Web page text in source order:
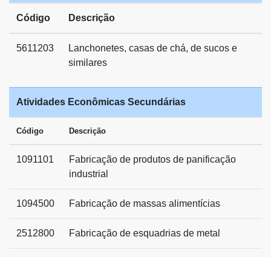
Código Descrição
5611203
Lanchonetes, casas de chá, de sucos e
similares
Atividades Econômicas Secundárias
Código Descrição
1091101
Fabricação de produtos de panificação
industrial
1094500 Fabricação de massas alimentícias
2512800 Fabricação de esquadrias de metal